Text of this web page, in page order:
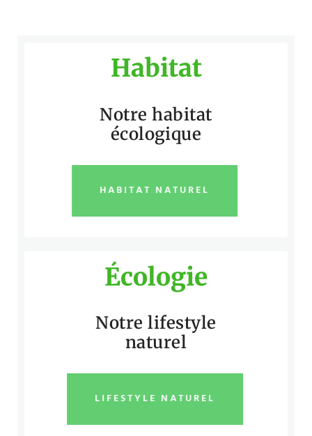
Habitat
Notre habitat
écologique
HABITAT NATUREL
Écologie
Notre lifestyle
naturel
LIFESTYLE NATUREL